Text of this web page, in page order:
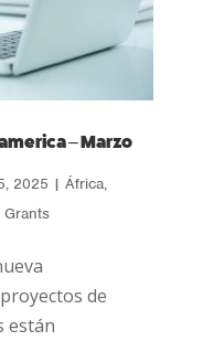
– Marzo
2025 | África,
Grants
de
están